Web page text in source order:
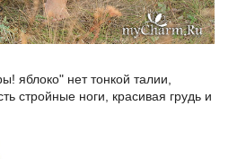
яблоко" нет тонкой талии,
стройные ноги, красивая грудь и